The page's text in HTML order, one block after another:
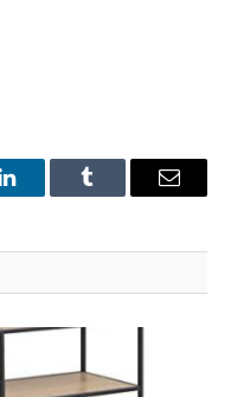
LinkedInTumblr Email